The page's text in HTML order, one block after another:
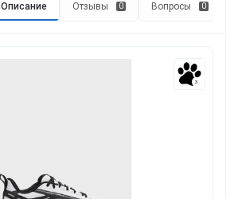
Описание Отзывы 0 Вопросы 0
3